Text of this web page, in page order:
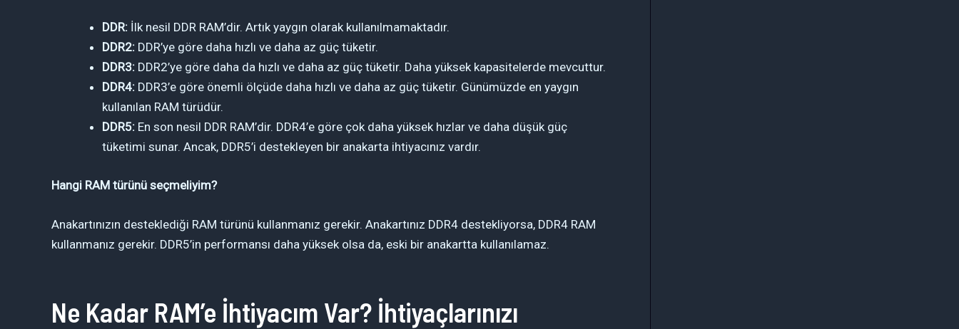
DDR: İlk nesil DDR RAM’dir. Artık yaygın olarak kullanılmamaktadır.
DDR2: DDR’ye göre daha hızlı ve daha az güç tüketir.
DDR3: DDR2’ye göre daha da hızlı ve daha az güç tüketir. Daha yüksek kapasitelerde mevcuttur.
DDR4: DDR3’e göre önemli ölçüde daha hızlı ve daha az güç tüketir. Günümüzde en yaygın
kullanılan RAM türüdür.
DDR5: En son nesil DDR RAM’dir. DDR4’e göre çok daha yüksek hızlar ve daha düşük güç
tüketimi sunar. Ancak, DDR5’i destekleyen bir anakarta ihtiyacınız vardır.
Hangi RAM türünü seçmeliyim?
Anakartınızın desteklediği RAM türünü kullanmanız gerekir. Anakartınız DDR4 destekliyorsa, DDR4 RAM
kullanmanız gerekir. DDR5’in performansı daha yüksek olsa da, eski bir anakartta kullanılamaz.
Ne Kadar RAM’e İhtiyacım Var? İhtiyaçlarınızı